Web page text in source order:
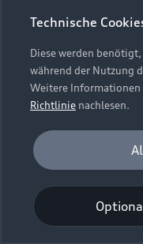
Bordbuch &
Verträge kündigen
Vertrag widerrufen
Datenschutz
Audi erleben
Newsletter
Cookie-Richtlinie
Digital Services Act
Embleme am
Webseite kann
Technische
Diese werden
während der Nutzung
Weitere Informationen
Richtlinie nachlesen.
Analyse und
Performance Cookies
darüber, wie unsere
Anzahl der Besuche,
werden zur